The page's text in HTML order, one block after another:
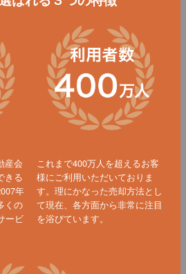
産会
きる
年
くの
ービ
これまで400万人を超えるお客
様にご利用いただいておりま
す。理にかなった売却方法とし
て現在、各方面から非常に注目
を浴びています。